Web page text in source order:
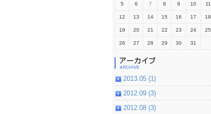
5 6 7 8 9 10 11
12 13 14 15 16 17 18
19 20 21 22 23 24 25
26 27 28 29 30 31
2013.05 (1)
2012.09 (3)
2012.08 (3)